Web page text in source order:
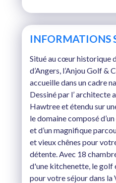
INFORMATIONS
Situé au cœur historique
d’Angers, l’Anjou Golf &
accueille dans un cadre
Dessiné par l’ architecte
Hawtree et étendu sur
le domaine composé
et d’un magnifique
et vieux chênes pour
détente. Avec 18
d'une kitchenette, le golf
pour votre séjour dans la
VEN. 04
SAM. 05
DIM. 06
LUN. 07
MAR. 08